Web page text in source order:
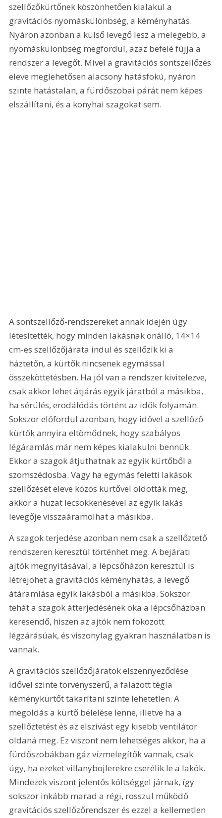
szellőzőkürtőnek köszönhetően kialakul a
gravitációs nyomáskülönbség, a kéményhatás.
Nyáron azonban a külső levegő lesz a melegebb, a
nyomáskülönbség megfordul, azaz befelé fújja a
rendszer a levegőt. Mivel a gravitációs söntszellőzés
eleve meglehetősen alacsony hatásfokú, nyáron
szinte hatástalan, a fürdőszobai párát nem képes
elszállítani, és a konyhai szagokat sem.
A söntszellőző-rendszereket annak idején úgy
létesítették, hogy minden lakásnak önálló, 14×14
cm-es szellőzőjárata indul és szellőzik ki a
háztetőn, a kürtők nincsenek egymással
összeköttetésben. Ha jól van a rendszer kivitelezve,
csak akkor lehet átjárás egyik járatból a másikba,
ha sérülés, erodálódás történt az idők folyamán.
Sokszor előfordul azonban, hogy idővel a szellőző
kürtők annyira eltömődnek, hogy szabályos
légáramlás már nem képes kialakulni bennük.
Ekkor a szagok átjuthatnak az egyik kürtőből a
szomszédosba. Vagy ha egymás feletti lakások
szellőzését eleve közös kürtővel oldották meg,
akkor a huzat lecsökkenésével az egyik lakás
levegője visszaáramolhat a másikba.
A szagok terjedése azonban nem csak a szellőztető
rendszeren keresztül történhet meg. A bejárati
ajtók megnyitásával, a lépcsőházon keresztül is
létrejöhet a gravitációs kéményhatás, a levegő
átáramlása egyik lakásból a másikba. Sokszor
tehát a szagok átterjedésének oka a lépcsőházban
keresendő, hiszen az ajtók nem fokozott
légzárásúak, és viszonylag gyakran használatban is
vannak.
A gravitációs szellőzőjáratok elszennyeződése
idővel szinte törvényszerű, a falazott tégla
kéménykürtőt takarítani szinte lehetetlen. A
megoldás a kürtő bélelése lenne, illetve ha a
szellőztetést és az elszívást egy kisebb ventilátor
oldaná meg. Ez viszont nem lehetséges akkor, ha a
fürdőszobákban gáz vízmelegítők vannak, csak
úgy, ha ezeket villanybojlerekre cserélik le a lakók.
Mindezek viszont jelentős költséggel járnak, így
sokszor inkább marad a régi, rosszul működő
gravitációs szellőzőrendszer és ezzel a kellemetlen